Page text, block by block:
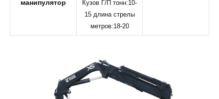
манипулятор
Кузов Г/П тонн:10-
15 длина стрелы
метров:18-20